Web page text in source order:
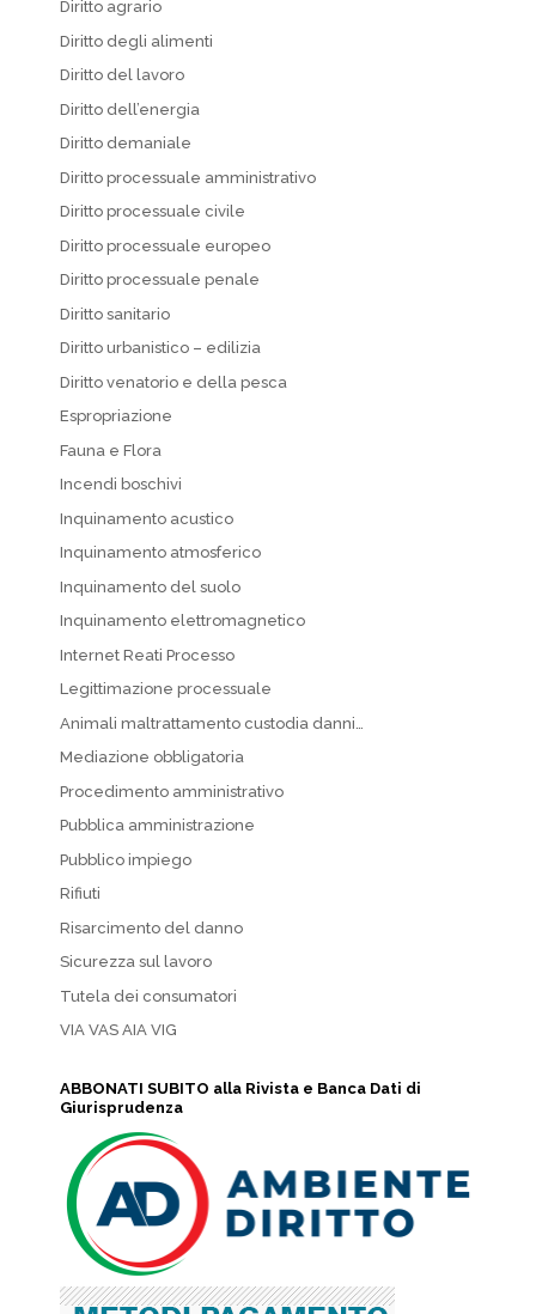
Diritto agrario
Diritto degli alimenti
Diritto del lavoro
Diritto dell’energia
Diritto demaniale
Diritto processuale amministrativo
Diritto processuale civile
Diritto processuale europeo
Diritto processuale penale
Diritto sanitario
Diritto urbanistico – edilizia
Diritto venatorio e della pesca
Espropriazione
Fauna e Flora
Incendi boschivi
Inquinamento acustico
Inquinamento atmosferico
Inquinamento del suolo
Inquinamento elettromagnetico
Internet Reati Processo
Legittimazione processuale
Animali maltrattamento custodia danni…
Mediazione obbligatoria
Procedimento amministrativo
Pubblica amministrazione
Pubblico impiego
Rifiuti
Risarcimento del danno
Sicurezza sul lavoro
Tutela dei consumatori
VIA VAS AIA VIG
ABBONATI SUBITO alla Rivista e Banca Dati di
Giurisprudenza